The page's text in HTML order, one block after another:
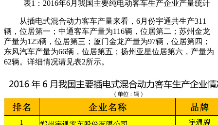
表1：2016年6月我国主要纯电动客车生产企业产量统计
从插电式混合动力客车产量来看，6月份宇通共生产311
辆，位居第一；中通客车产量为116辆，位居第二；苏州金龙
产量为125辆，位居第三；厦门金龙产量为97辆，位居第四；
东风汽车产量为66辆，位居第五；扬州亚星位居第六，产量为
62辆。详细情况请见表2所示。